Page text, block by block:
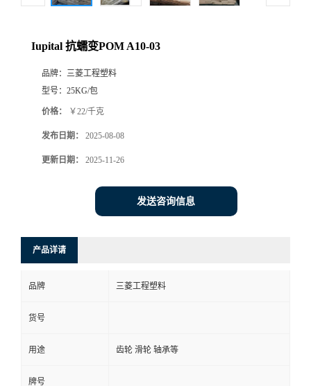
Iupital 抗蠕变POM A10-03
品牌： 三菱工程塑料
型号： 25KG/包
价格： ￥22/千克
发布日期： 2025-08-08
更新日期： 2025-11-26
发送咨询信息
产品详请
品牌 三菱工程塑料
货号
用途 齿轮 滑轮 轴承等
牌号